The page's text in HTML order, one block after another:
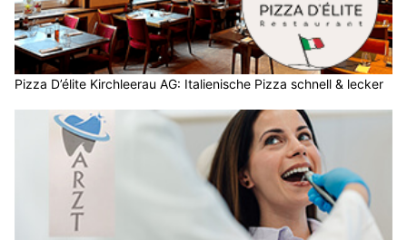
Pizza D’élite Kirchleerau AG: Italienische Pizza schnell & lecker